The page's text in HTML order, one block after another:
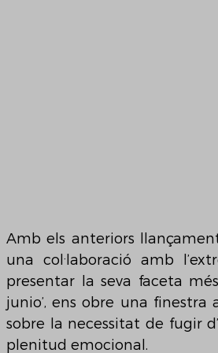
Amb els anteriors llançaments
una col·laboració amb
presentar la seva faceta
junio’, ens obre una
sobre la necessitat de fugir
plenitud emocional.